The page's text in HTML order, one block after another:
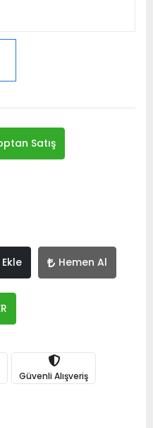
Hemen Al
Satış
Güvenli Alışveriş